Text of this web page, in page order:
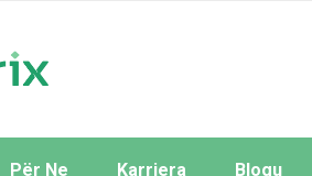
Për Ne Karriera Blogu